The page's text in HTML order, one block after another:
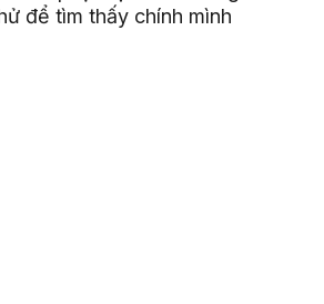
để tìm thấy chính mình